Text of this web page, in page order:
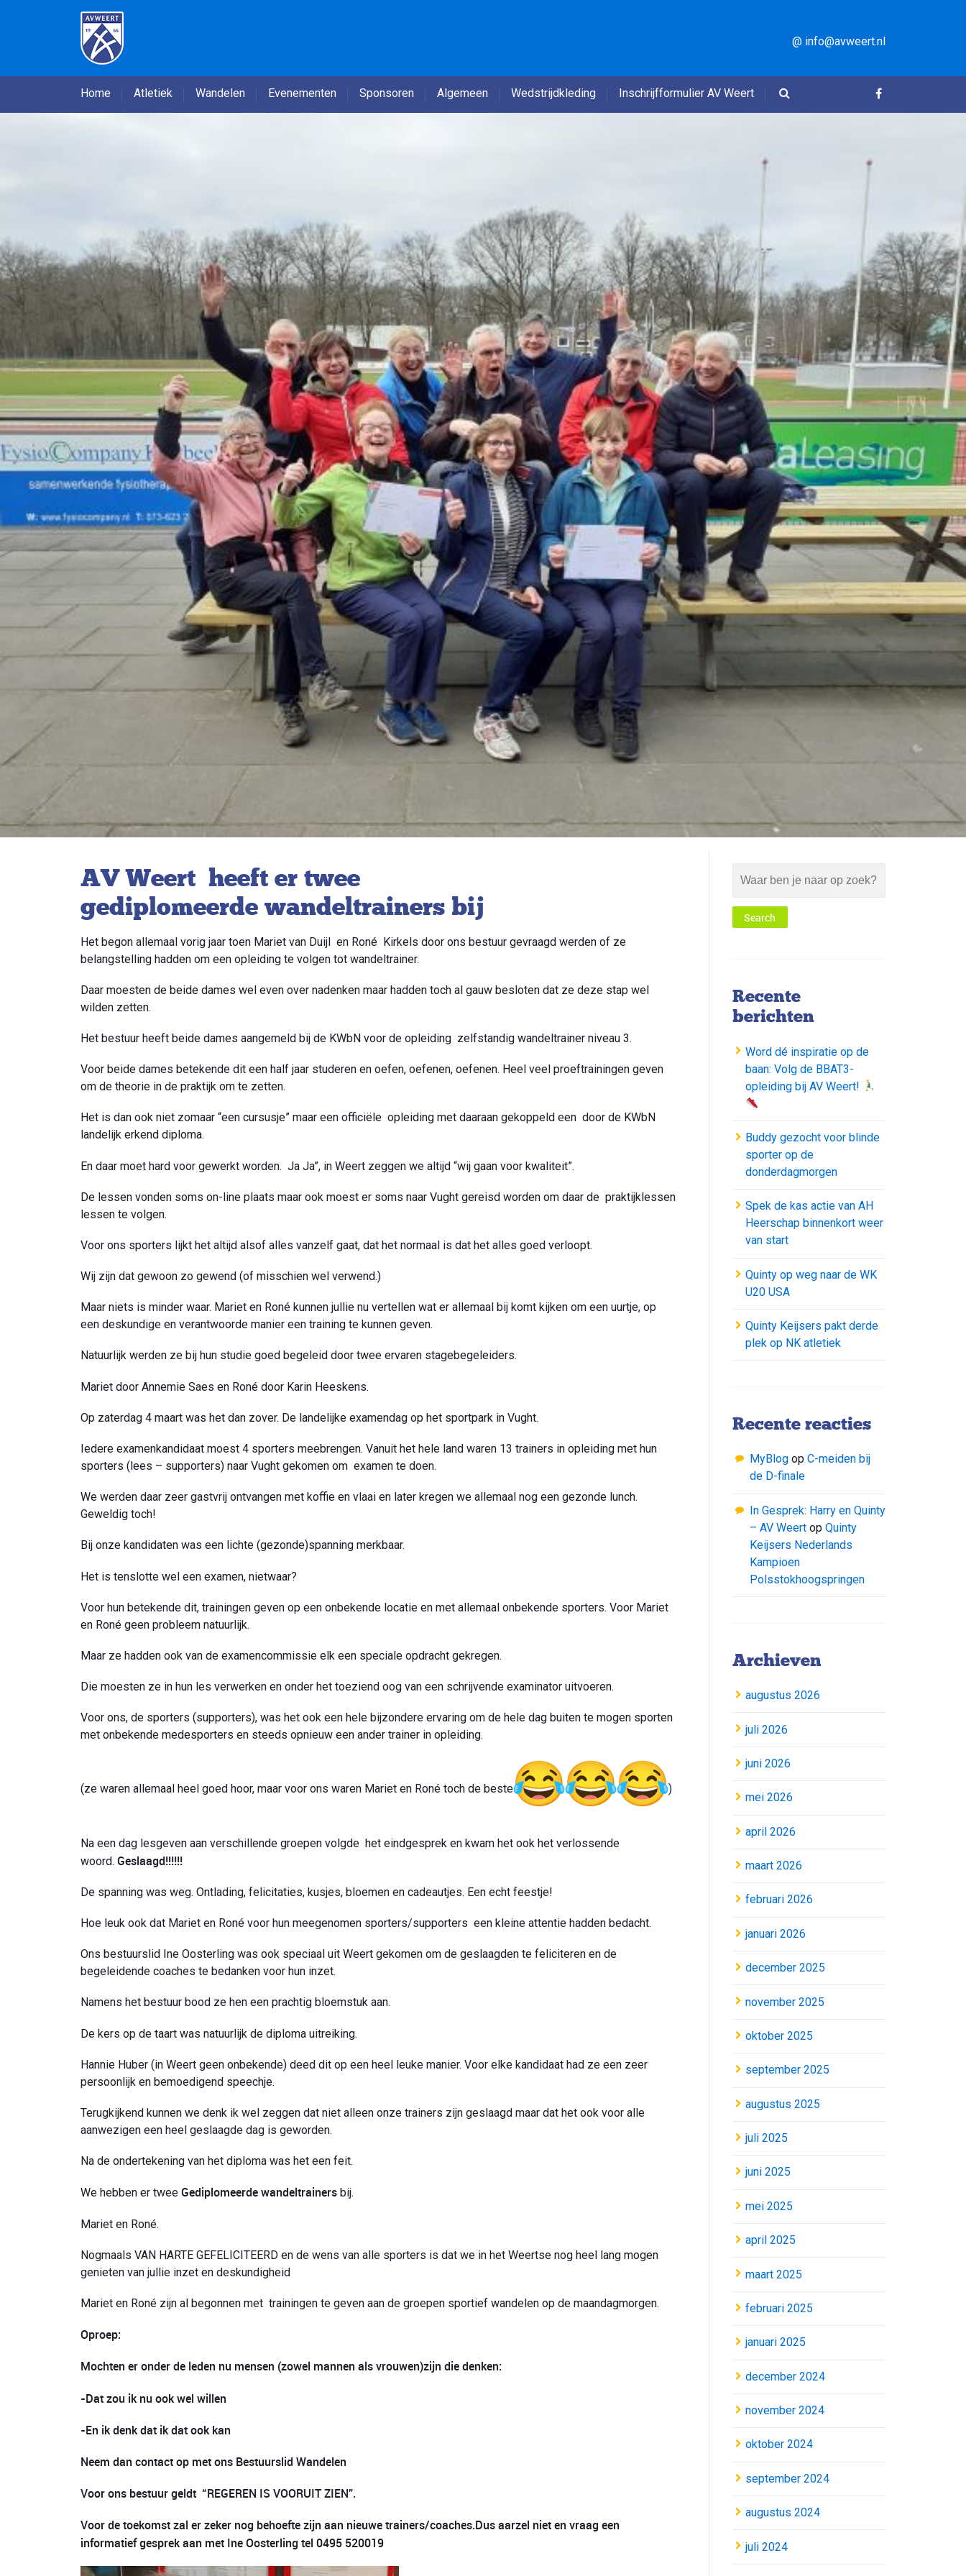
@ info@avweert.nl
Home Atletiek Wandelen Evenementen Sponsoren Algemeen Wedstrijdkleding Inschrijfformulier AV Weert
AV Weert heeft er twee
gediplomeerde wandeltrainers bij
Het begon allemaal vorig jaar toen Mariet van Duijl en Roné Kirkels door ons bestuur gevraagd werden of ze
belangstelling hadden om een opleiding te volgen tot wandeltrainer.
Daar moesten de beide dames wel even over nadenken maar hadden toch al gauw besloten dat ze deze stap wel
wilden zetten.
Het bestuur heeft beide dames aangemeld bij de KWbN voor de opleiding zelfstandig wandeltrainer niveau 3.
Voor beide dames betekende dit een half jaar studeren en oefen, oefenen, oefenen. Heel veel proeftrainingen geven
om de theorie in de praktijk om te zetten.
Het is dan ook niet zomaar “een cursusje” maar een officiële opleiding met daaraan gekoppeld een door de KWbN
landelijk erkend diploma.
En daar moet hard voor gewerkt worden. Ja Ja”, in Weert zeggen we altijd “wij gaan voor kwaliteit”.
De lessen vonden soms on-line plaats maar ook moest er soms naar Vught gereisd worden om daar de praktijklessen
lessen te volgen.
Voor ons sporters lijkt het altijd alsof alles vanzelf gaat, dat het normaal is dat het alles goed verloopt.
Wij zijn dat gewoon zo gewend (of misschien wel verwend.)
Maar niets is minder waar. Mariet en Roné kunnen jullie nu vertellen wat er allemaal bij komt kijken om een uurtje, op
een deskundige en verantwoorde manier een training te kunnen geven.
Natuurlijk werden ze bij hun studie goed begeleid door twee ervaren stagebegeleiders.
Mariet door Annemie Saes en Roné door Karin Heeskens.
Op zaterdag 4 maart was het dan zover. De landelijke examendag op het sportpark in Vught.
Iedere examenkandidaat moest 4 sporters meebrengen. Vanuit het hele land waren 13 trainers in opleiding met hun
sporters (lees – supporters) naar Vught gekomen om examen te doen.
We werden daar zeer gastvrij ontvangen met koffie en vlaai en later kregen we allemaal nog een gezonde lunch.
Geweldig toch!
Bij onze kandidaten was een lichte (gezonde)spanning merkbaar.
Het is tenslotte wel een examen, nietwaar?
Voor hun betekende dit, trainingen geven op een onbekende locatie en met allemaal onbekende sporters. Voor Mariet
en Roné geen probleem natuurlijk.
Maar ze hadden ook van de examencommissie elk een speciale opdracht gekregen.
Die moesten ze in hun les verwerken en onder het toeziend oog van een schrijvende examinator uitvoeren.
Voor ons, de sporters (supporters), was het ook een hele bijzondere ervaring om de hele dag buiten te mogen sporten
met onbekende medesporters en steeds opnieuw een ander trainer in opleiding.
(ze waren allemaal heel goed hoor, maar voor ons waren Mariet en Roné toch de beste )
Na een dag lesgeven aan verschillende groepen volgde het eindgesprek en kwam het ook het verlossende
woord. Geslaagd!!!!!!
De spanning was weg. Ontlading, felicitaties, kusjes, bloemen en cadeautjes. Een echt feestje!
Hoe leuk ook dat Mariet en Roné voor hun meegenomen sporters/supporters een kleine attentie hadden bedacht.
Ons bestuurslid Ine Oosterling was ook speciaal uit Weert gekomen om de geslaagden te feliciteren en de
begeleidende coaches te bedanken voor hun inzet.
Namens het bestuur bood ze hen een prachtig bloemstuk aan.
De kers op de taart was natuurlijk de diploma uitreiking.
Hannie Huber (in Weert geen onbekende) deed dit op een heel leuke manier. Voor elke kandidaat had ze een zeer
persoonlijk en bemoedigend speechje.
Terugkijkend kunnen we denk ik wel zeggen dat niet alleen onze trainers zijn geslaagd maar dat het ook voor alle
aanwezigen een heel geslaagde dag is geworden.
Na de ondertekening van het diploma was het een feit.
We hebben er twee Gediplomeerde wandeltrainers bij.
Mariet en Roné.
Nogmaals VAN HARTE GEFELICITEERD en de wens van alle sporters is dat we in het Weertse nog heel lang mogen
genieten van jullie inzet en deskundigheid
Mariet en Roné zijn al begonnen met trainingen te geven aan de groepen sportief wandelen op de maandagmorgen.
Oproep:
Mochten er onder de leden nu mensen (zowel mannen als vrouwen)zijn die denken:
-Dat zou ik nu ook wel willen
-En ik denk dat ik dat ook kan
Neem dan contact op met ons Bestuurslid Wandelen
Voor ons bestuur geldt “REGEREN IS VOORUIT ZIEN”.
Voor de toekomst zal er zeker nog behoefte zijn aan nieuwe trainers/coaches.Dus aarzel niet en vraag een
informatief gesprek aan met Ine Oosterling tel 0495 520019
Recente
berichten
Word dé inspiratie op de
baan: Volg de BBAT3-
opleiding bij AV Weert!
Buddy gezocht voor blinde
sporter op de
donderdagmorgen
Spek de kas actie van AH
Heerschap binnenkort weer
van start
Quinty op weg naar de WK
U20 USA
Quinty Keijsers pakt derde
plek op NK atletiek
Recente reacties
MyBlogop C-meiden bij
de D-finale
In Gesprek: Harry en Quinty
– AV Weertop Quinty
Keijsers Nederlands
Kampioen
Polsstokhoogspringen
Archieven
augustus 2026
juli 2026
juni 2026
mei 2026
april 2026
maart 2026
februari 2026
januari 2026
december 2025
november 2025
oktober 2025
september 2025
augustus 2025
juli 2025
juni 2025
mei 2025
april 2025
maart 2025
februari 2025
januari 2025
december 2024
november 2024
oktober 2024
september 2024
augustus 2024
juli 2024